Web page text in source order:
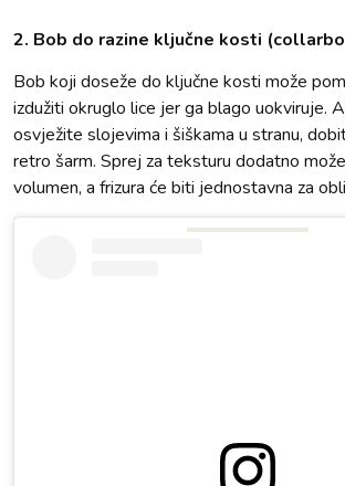
2. Bob do razine ključne kosti
Bob koji doseže do ključne kosti može
izdužiti okruglo lice jer ga blago uokviruje.
osvježite slojevima i šiškama u stranu,
retro šarm. Sprej za teksturu dodatno
volumen, a frizura će biti jednostavna za